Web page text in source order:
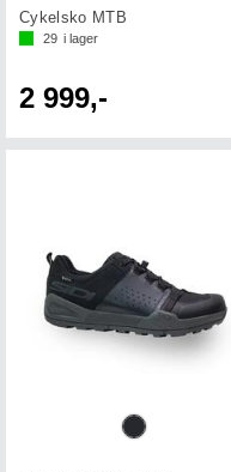
Cykelsko MTB
29 i lager
2 999,-